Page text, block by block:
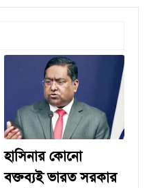
হাসিনার কোনো
বক্তব্যই ভারত সরকার